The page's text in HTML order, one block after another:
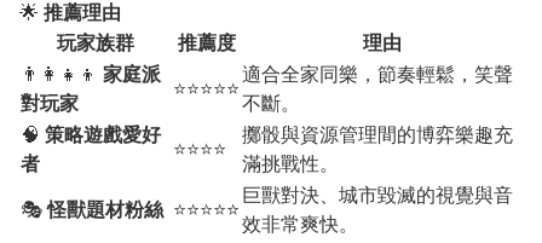
🌟 推薦理由
玩家族群
推薦度
理由
👨‍👩‍👧‍👦 家庭派
對玩家
⭐⭐⭐⭐⭐
適合全家同樂，節奏輕鬆，笑聲
不斷。
🧠 策略遊戲愛好
者
⭐⭐⭐⭐
擲骰與資源管理間的博弈樂趣充
滿挑戰性。
🎭怪獸題材粉絲 ⭐⭐⭐⭐⭐
巨獸對決、城市毀滅的視覺與音
效非常爽快。